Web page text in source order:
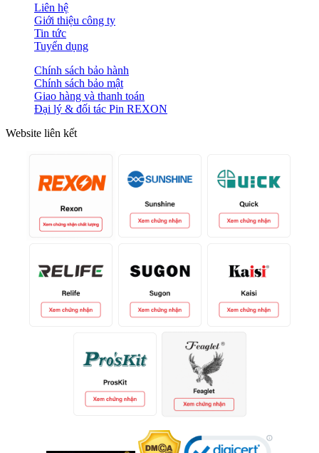
Liên hệ
Giới thiệu công ty
Tin tức
Tuyển dụng
Chính sách bảo hành
Chính sách bảo mật
Giao hàng và thanh toán
Đại lý & đối tác Pin REXON
Website liên kết